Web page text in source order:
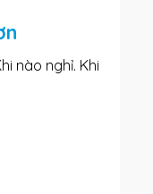
nào nghỉ. Khi